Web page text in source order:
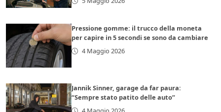
Pressione gomme: il trucco della moneta
per capire in 5 secondi se sono da cambiare
4 Maggio 2026
Jannik Sinner, garage da far paura:
“Sempre stato patito delle auto”